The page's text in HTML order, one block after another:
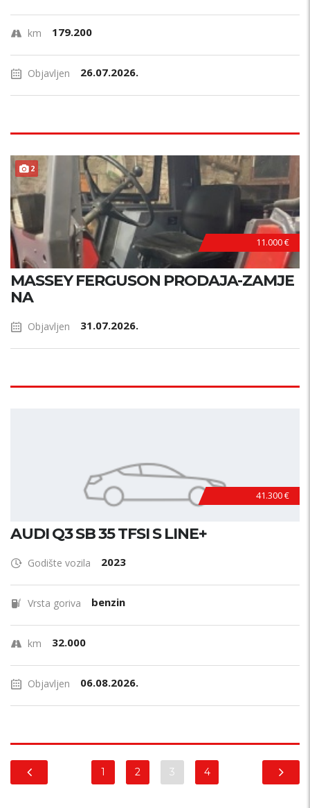
km 179.200
Objavljen 26.07.2026.
2
11.000 €
MASSEY FERGUSON PRODAJA-ZAMJE
NA
Objavljen 31.07.2026.
41.300 €
AUDI Q3 SB 35 TFSI S LINE+
Godište vozila 2023
Vrsta goriva benzin
km 32.000
Objavljen 06.08.2026.
1 2 3 4